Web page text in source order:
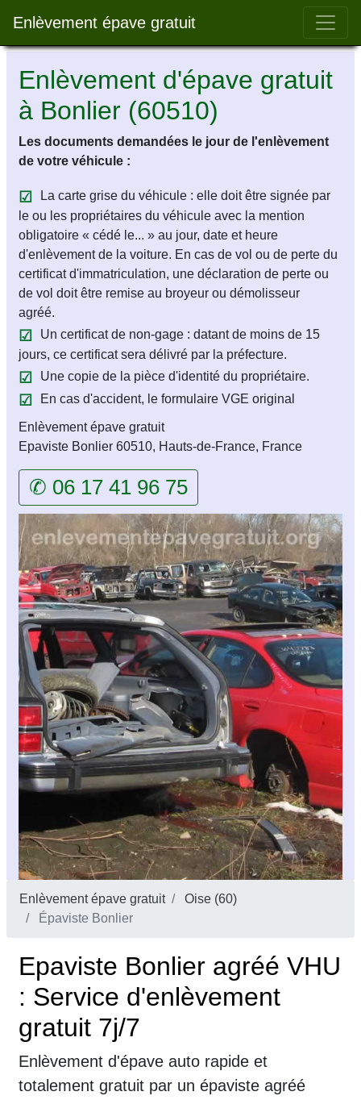
Enlèvement épave gratuit Bar
Enlèvement d'épave gratuit
à Bonlier (60510)
Les documents demandées le jour de l'enlèvement
de votre véhicule :
La carte grise du véhicule : elle doit être signée par
le ou les propriétaires du véhicule avec la mention
obligatoire « cédé le... » au jour, date et heure
d'enlèvement de la voiture. En cas de vol ou de perte du
certificat d'immatriculation, une déclaration de perte ou
de vol doit être remise au broyeur ou démolisseur
agréé.
Un certificat de non-gage : datant de moins de 15
jours, ce certificat sera délivré par la préfecture.
Une copie de la pièce d'identité du propriétaire.
En cas d'accident, le formulaire VGE original
Enlèvement épave gratuit
Epaviste Bonlier 60510, Hauts-de-France, France
✆ 06 17 41 96 75
Enlèvement épave gratuit
Oise (60)
Épaviste Bonlier
Epaviste Bonlier agréé VHU
: Service d'enlèvement
gratuit 7j/7
Enlèvement d'épave auto rapide et
totalement gratuit par un épaviste agréé